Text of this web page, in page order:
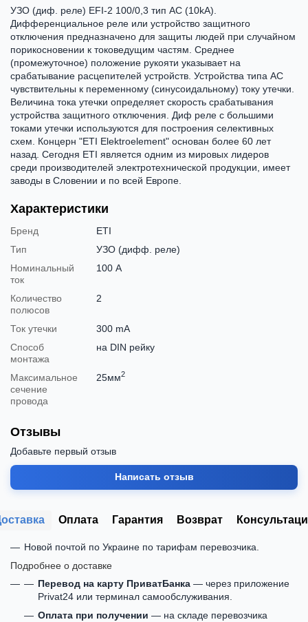
УЗО (диф. реле) EFI-2 100/0,3 тип AC (10kA).
Дифференциальное реле или устройство защитного
отключения предназначено для защиты людей при случайном
порикосновении к токоведущим частям. Среднее
(промежуточное) положение рукояти указывает на
срабатывание расцепителей устройств. Устройства типа АC
чувствительны к переменному (синусоидальному) току утечки.
Величина тока утечки определяет скорость срабатывания
устройства защитного отключения. Диф реле с большими
токами утечки используются для построения селективных
схем. Концерн "ETI Elektroelement" основан более 60 лет
назад. Сегодня ETI является одним из мировых лидеров
среди производителей электротехнической продукции, имеет
заводы в Словении и по всей Европе.
Характеристики
Бренд
ETI
Тип
УЗО (дифф. реле)
Номинальный
ток
100 А
Количество
полюсов
2
Ток утечки
300 mA
Способ
монтажа
на DIN рейку
Максимальное
сечение
провода
25мм2
Отзывы
Добавьте первый отзыв
Написать отзыв
Оплата Гарантия Возврат
Новой почтой по Украине по тарифам перевозчика.
Подробнее о доставке
Перевод на карту ПриватБанка — через приложение
Privat24 или терминал самообслуживания.
Оплата при получении — на складе перевозчика